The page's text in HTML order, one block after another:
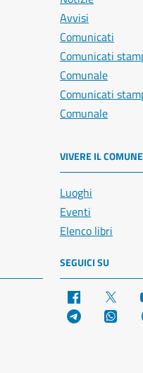
Avvisi
Comunicati
Comunicati
Comunale
Comunicati
Comunale
VIVERE IL COMUNE
Luoghi
Eventi
Elenco libri
SEGUICI SU
Facebook
Telegram